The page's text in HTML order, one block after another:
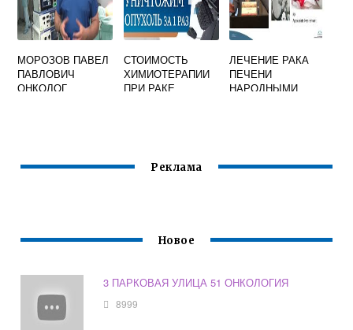
МОРОЗОВ ПАВЕЛ
ПАВЛОВИЧ
ОНКОЛОГ
СТОИМОСТЬ
ХИМИОТЕРАПИИ
ПРИ РАКЕ
ЛЕЧЕНИЕ РАКА
ПЕЧЕНИ
НАРОДНЫМИ
Реклама
Новое
3 ПАРКОВАЯ УЛИЦА 51 ОНКОЛОГИЯ
8999